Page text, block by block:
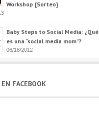
Workshop {Sorteo}
Baby Steps to Social Media: ¿Qué
es una “social media mom”?
06/18/2012
FACEBOOK